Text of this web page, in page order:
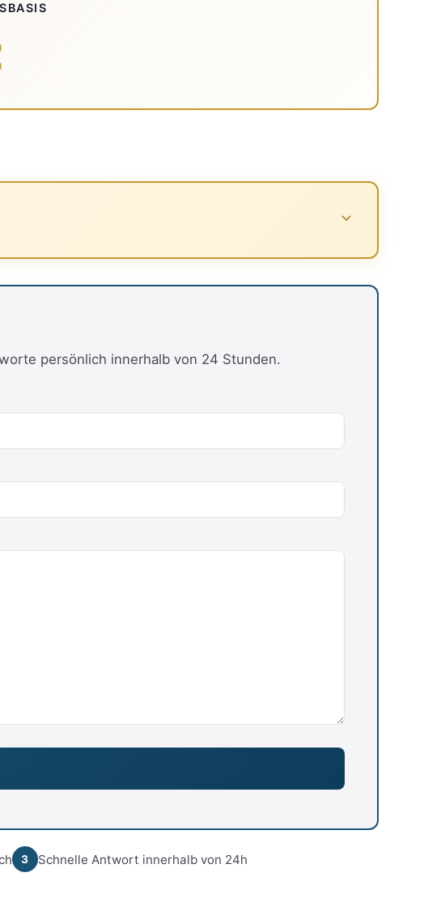
persönlich innerhalb von 24 Stunden.
3 Schnelle Antwort innerhalb von 24h